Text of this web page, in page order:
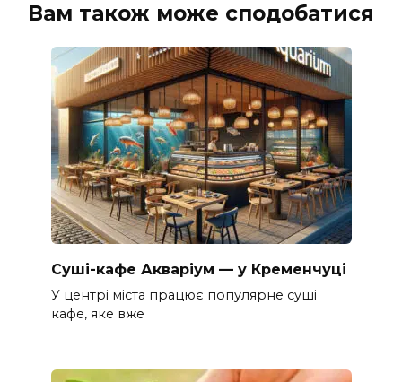
Вам також може сподобатися
Суші-кафе Акваріум — у Кременчуці
У центрі міста працює популярне суші
кафе, яке вже